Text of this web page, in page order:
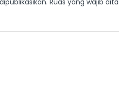
Ruas yang wajib